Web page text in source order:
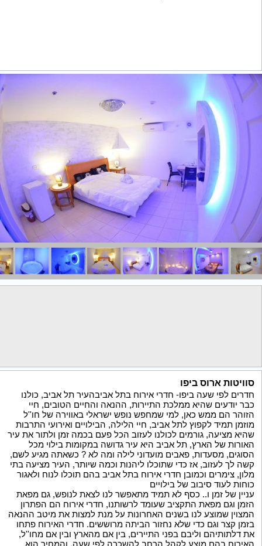
סוויטות ארוס ביפו
חדרים לפי שעה ביפו- חדרי אירוח בתל אביבהעיר תל אביב, כולנו
כבר יודעים שהיא ממלכת התיירות, ההנאה והחיים הטובים, חיי
הזוהר הם ממש כאן, למי שמחפש נופש ישראלי באווירה של חו''ל
מוזמן תמיד לקפוץ לתל אביב, חיי הלילה, הבילויים ואירועי התרבות
שהיא מציעה, גורמים לכולנו לעזוב הכל פעם בכמה זמן ולתור את עיר
האורות של הארץ, תל אביב היא עיר גדושה במקומות בילוי מכל
הסוגים, מסעדות, פאבים מועדוני לילה ומה לא ? כשאתה מגיע לשם,
קשה לך לעזוב, אז כדי שתוכלו ליהנות וכמה שיותר, העיר מציעה בתי
מלון, צימרים וכמובן חדרי אירוח בתל אביב בהם תוכלו לנוח ולאגור
כוחות לעוד סיבוב של בילויים
עניין של זמן ו.. כסף לא תמיד מתאפשר לנו לצאת לנופש, גם מפאת
הזמן וגם מפאת התקציב שעומד לרשותנו, חדרי אירוח הם הפתרון
המצוין שמוצע לנו בשנים האחרונות על מנת למצות את מיטב ההנאה
בזמן קצר וגם כדי שלא נחזור הביתה מרוששים. חדרי האירוח פתחו
את דלתותיהם וליבם בפני התיירים, בין אם מהארץ ובין אם מחו''ל,